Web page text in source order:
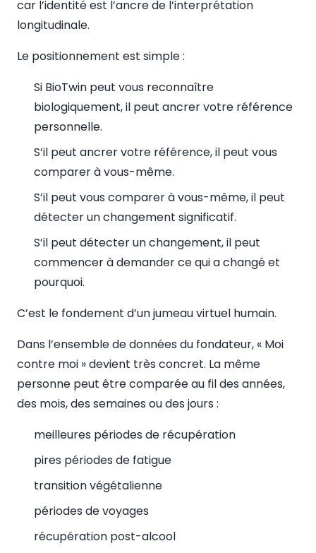
car l’identité est l’ancre de l’interprétation
longitudinale.
Le positionnement est simple :
Si BioTwin peut vous reconnaître
biologiquement, il peut ancrer votre référence
personnelle.
S’il peut ancrer votre référence, il peut vous
comparer à vous-même.
S’il peut vous comparer à vous-même, il peut
détecter un changement significatif.
S’il peut détecter un changement, il peut
commencer à demander ce qui a changé et
pourquoi.
C’est le fondement d’un jumeau virtuel humain.
Dans l’ensemble de données du fondateur, « Moi
contre moi » devient très concret. La même
personne peut être comparée au fil des années,
des mois, des semaines ou des jours :
meilleures périodes de récupération
pires périodes de fatigue
transition végétalienne
périodes de voyages
récupération post-alcool